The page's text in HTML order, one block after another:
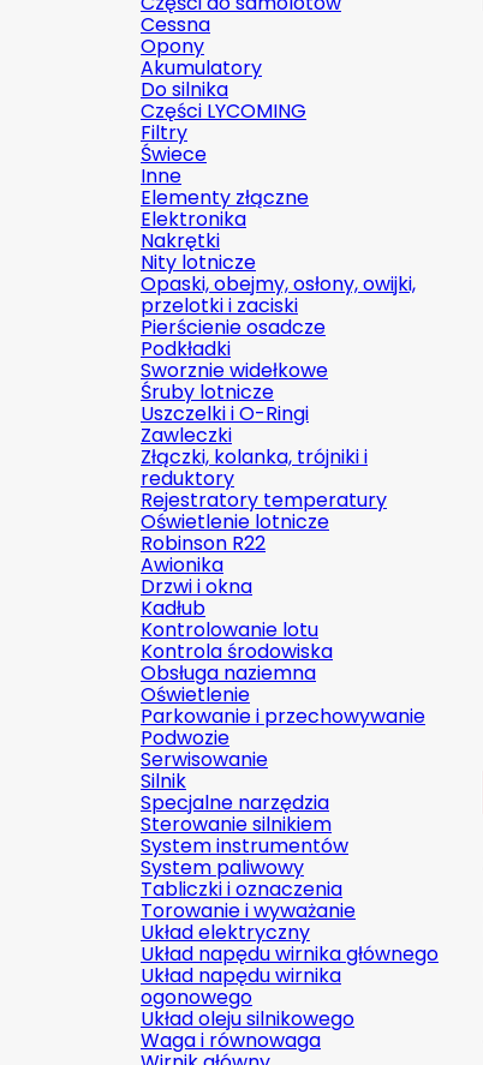
Cessna
Opony
Akumulatory
Do silnika
Części LYCOMING
Filtry
Świece
Inne
Elementy złączne
Elektronika
Nakrętki
Nity lotnicze
Opaski, obejmy, osłony, owijki,
przelotki i zaciski
Pierścienie osadcze
Podkładki
Sworznie widełkowe
Śruby lotnicze
Uszczelki i O-Ringi
Zawleczki
Złączki, kolanka, trójniki i
reduktory
Rejestratory temperatury
Oświetlenie lotnicze
Robinson R22
Awionika
Drzwi i okna
Kadłub
Kontrolowanie lotu
Kontrola środowiska
Obsługa naziemna
Oświetlenie
Parkowanie i przechowywanie
Podwozie
Serwisowanie
Silnik
Specjalne narzędzia
Sterowanie silnikiem
System instrumentów
System paliwowy
Tabliczki i oznaczenia
Torowanie i wyważanie
Układ elektryczny
Układ napędu wirnika głównego
Układ napędu wirnika
ogonowego
Układ oleju silnikowego
Waga i równowaga